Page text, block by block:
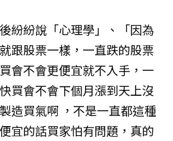
紛紛說「心理學」、「因為
跟股票一樣，一直跌的股票
會不會更便宜就不入手，一
買會不會下個月漲到天上沒
造買氣啊 ，不是一直都這種
宜的話買家怕有問題，真的